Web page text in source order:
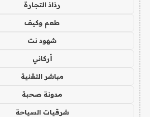
رذاذ التجارة
طعم وكيف
شهود نت
أركاني
مباشر التقنية
مدونة صحبة
شرقيات السياحة